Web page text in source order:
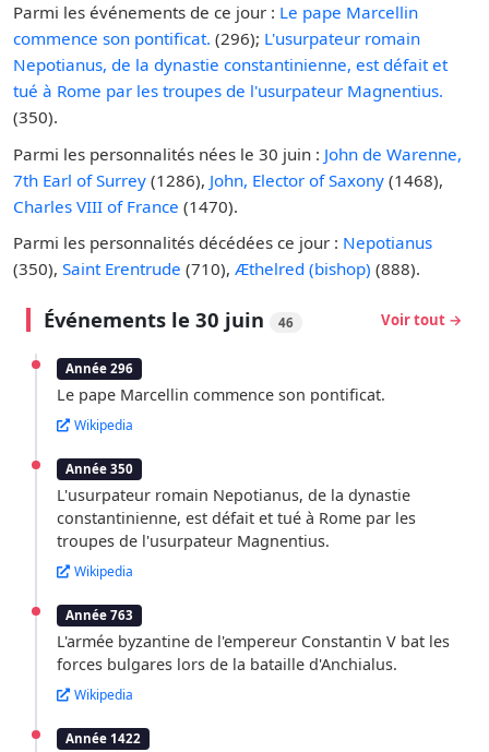
Parmi les événements de ce jour : Le pape Marcellin
commence son pontificat. (296); L'usurpateur romain
Nepotianus, de la dynastie constantinienne, est défait et
tué à Rome par les troupes de l'usurpateur Magnentius.
(350).
Parmi les personnalités nées le 30 juin : John de Warenne,
7th Earl of Surrey (1286), John, Elector of Saxony (1468),
Charles VIII of France (1470).
Parmi les personnalités décédées ce jour : Nepotianus
(350), Saint Erentrude (710), Æthelred (bishop) (888).
Événements le 30 juin 46 Voir tout →
Année 296
Le pape Marcellin commence son pontificat.
Wikipedia
Année 350
L'usurpateur romain Nepotianus, de la dynastie
constantinienne, est défait et tué à Rome par les
troupes de l'usurpateur Magnentius.
Wikipedia
Année 763
L'armée byzantine de l'empereur Constantin V bat les
forces bulgares lors de la bataille d'Anchialus.
Wikipedia
Année 1422